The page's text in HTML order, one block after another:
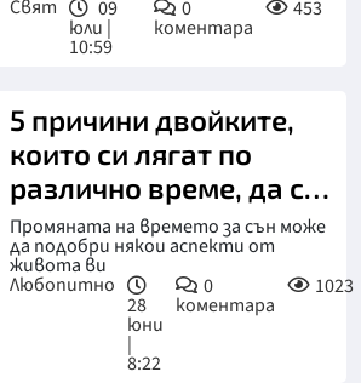
Свят 09
юли |
10:59
0
коментара
453
5 причини двойките,
които си лягат по
различно време, да са
много по-щастливи
Промяната на времето за сън може
да подобри някои аспекти от
живота ви
Любопитно
28
юни
|
8:22
0
коментара
1023